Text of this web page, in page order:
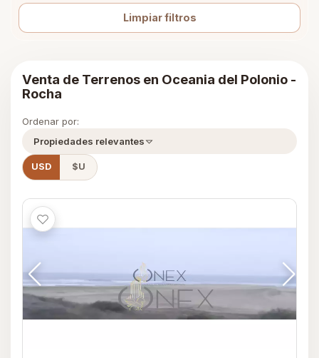
Limpiar filtros
Venta de Terrenos en Oceania del Polonio -
Rocha
Ordenar por:
Propiedades relevantes
USD $U